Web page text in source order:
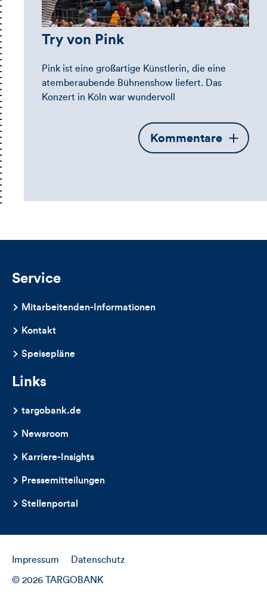
Try von Pink
Pink ist eine großartige Künstlerin, die eine
atemberaubende Bühnenshow liefert. Das
Konzert in Köln war wundervoll
Öffnet
die
Kommentare
Service
Mitarbeitenden-Informationen
Kontakt
Speisepläne
Links
targobank.de
Newsroom
Karriere-Insights
Pressemitteilungen
Stellenportal
Impressum Datenschutz
© 2026 TARGOBANK